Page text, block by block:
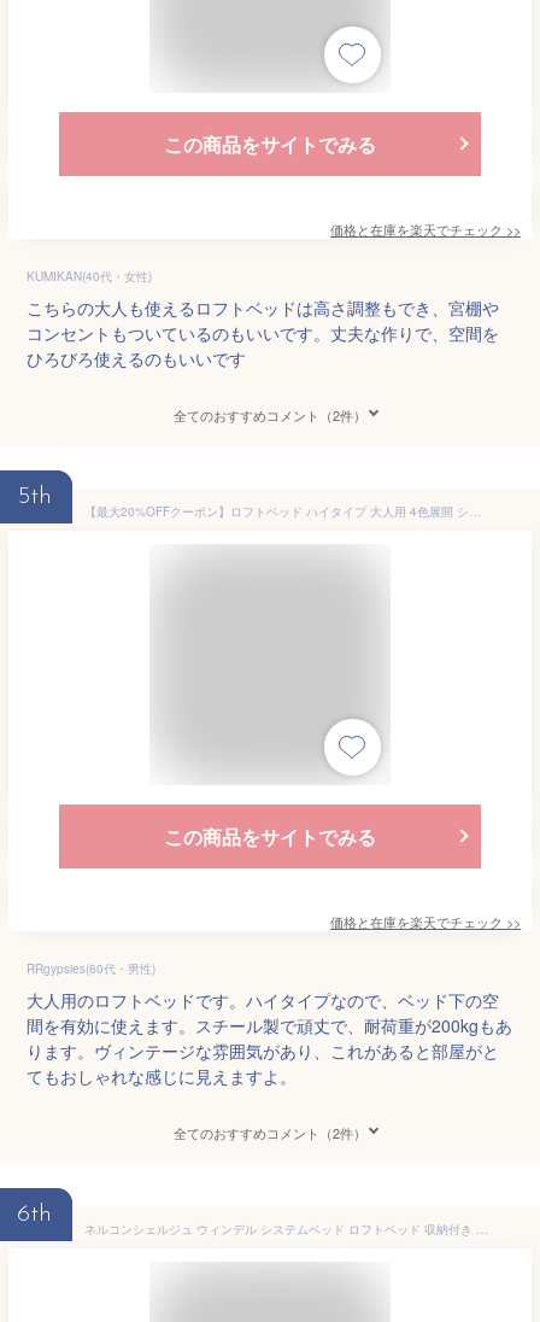
この商品をサイトでみる
価格と在庫を楽天でチェック >>
KUMIKAN(40代・女性)
こちらの大人も使えるロフトベッドは高さ調整もでき、宮棚や
コンセントもついているのもいいです。丈夫な作りで、空間を
ひろびろ使えるのもいいです
全てのおすすめコメント（2件）
5th
【最大20%OFFクーポン】ロフトベッド ハイタイプ 大人用 4色展開 シングル コンパクト 大人 子供 子供用 落下防止 頑丈 安全設計 パイプ スチール 一人暮らし 耐荷重200kg 高さ180cm 送料無料
この商品をサイトでみる
価格と在庫を楽天でチェック >>
RRgypsies(60代・男性)
大人用のロフトベッドです。ハイタイプなので、ベッド下の空
間を有効に使えます。スチール製で頑丈で、耐荷重が200kgもあ
ります。ヴィンテージな雰囲気があり、これがあると部屋がと
てもおしゃれな感じに見えますよ。
全てのおすすめコメント（2件）
6th
ネルコンシェルジュ ウィンデル システムベッド ロフトベッド 収納付き デスク付き シングル ベッドフレーム 木製 ハンガー シェルフ/グレイッシュ-グレー